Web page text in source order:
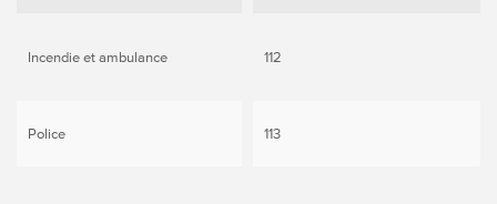
Incendie et ambulance 112
Police 113